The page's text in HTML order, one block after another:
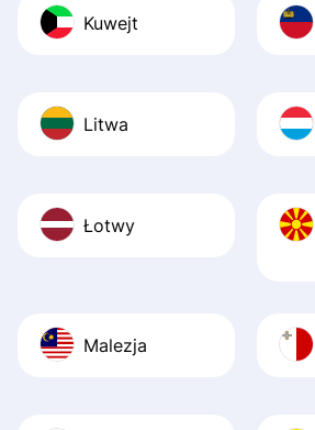
Kuwejt
Litwa
Łotwy
Malezja